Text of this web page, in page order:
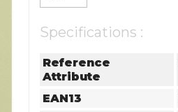
Specifications :
Reference
Attribute
EAN13